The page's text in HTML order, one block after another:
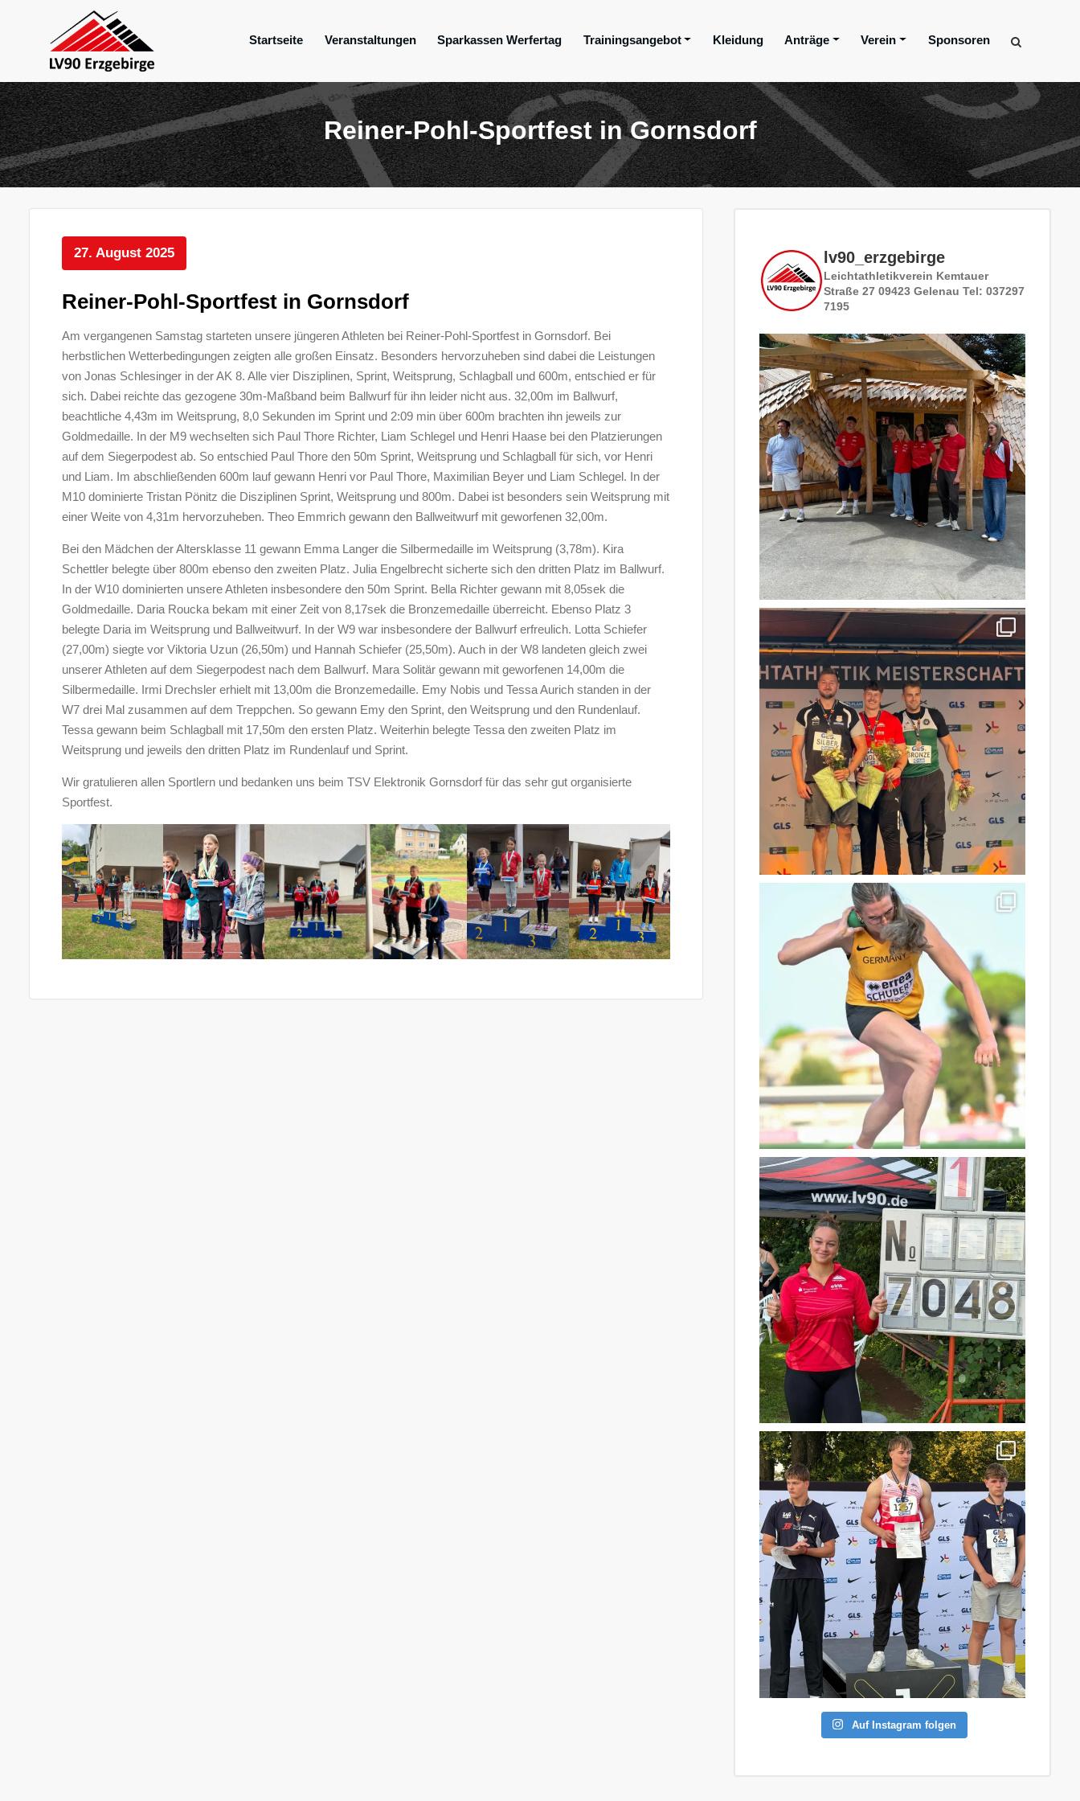
springen
Startseite Veranstaltungen Sparkassen Werfertag Trainingsangebot Kleidung Anträge Verein Sponsoren
Reiner-Pohl-Sportfest in Gornsdorf
27. August 2025
Reiner-Pohl-Sportfest in Gornsdorf
Am vergangenen Samstag starteten unsere jüngeren Athleten bei Reiner-Pohl-Sportfest in Gornsdorf. Bei
herbstlichen Wetterbedingungen zeigten alle großen Einsatz. Besonders hervorzuheben sind dabei die Leistungen
von Jonas Schlesinger in der AK 8. Alle vier Disziplinen, Sprint, Weitsprung, Schlagball und 600m, entschied er für
sich. Dabei reichte das gezogene 30m-Maßband beim Ballwurf für ihn leider nicht aus. 32,00m im Ballwurf,
beachtliche 4,43m im Weitsprung, 8,0 Sekunden im Sprint und 2:09 min über 600m brachten ihn jeweils zur
Goldmedaille. In der M9 wechselten sich Paul Thore Richter, Liam Schlegel und Henri Haase bei den Platzierungen
auf dem Siegerpodest ab. So entschied Paul Thore den 50m Sprint, Weitsprung und Schlagball für sich, vor Henri
und Liam. Im abschließenden 600m lauf gewann Henri vor Paul Thore, Maximilian Beyer und Liam Schlegel. In der
M10 dominierte Tristan Pönitz die Disziplinen Sprint, Weitsprung und 800m. Dabei ist besonders sein Weitsprung mit
einer Weite von 4,31m hervorzuheben. Theo Emmrich gewann den Ballweitwurf mit geworfenen 32,00m.
Bei den Mädchen der Altersklasse 11 gewann Emma Langer die Silbermedaille im Weitsprung (3,78m). Kira
Schettler belegte über 800m ebenso den zweiten Platz. Julia Engelbrecht sicherte sich den dritten Platz im Ballwurf.
In der W10 dominierten unsere Athleten insbesondere den 50m Sprint. Bella Richter gewann mit 8,05sek die
Goldmedaille. Daria Roucka bekam mit einer Zeit von 8,17sek die Bronzemedaille überreicht. Ebenso Platz 3
belegte Daria im Weitsprung und Ballweitwurf. In der W9 war insbesondere der Ballwurf erfreulich. Lotta Schiefer
(27,00m) siegte vor Viktoria Uzun (26,50m) und Hannah Schiefer (25,50m). Auch in der W8 landeten gleich zwei
unserer Athleten auf dem Siegerpodest nach dem Ballwurf. Mara Solitär gewann mit geworfenen 14,00m die
Silbermedaille. Irmi Drechsler erhielt mit 13,00m die Bronzemedaille. Emy Nobis und Tessa Aurich standen in der
W7 drei Mal zusammen auf dem Treppchen. So gewann Emy den Sprint, den Weitsprung und den Rundenlauf.
Tessa gewann beim Schlagball mit 17,50m den ersten Platz. Weiterhin belegte Tessa den zweiten Platz im
Weitsprung und jeweils den dritten Platz im Rundenlauf und Sprint.
Wir gratulieren allen Sportlern und bedanken uns beim TSV Elektronik Gornsdorf für das sehr gut organisierte
Sportfest.
lv90_erzgebirge
Leichtathletikverein Kemtauer
Straße 27 09423 Gelenau Tel: 037297
7195
Auf Instagram folgen